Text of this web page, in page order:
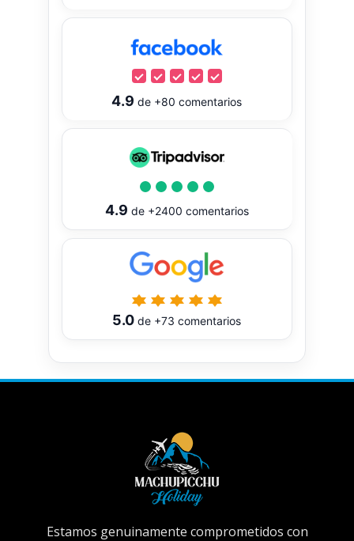
4.9 de +80 comentarios
4.9 de +2400 comentarios
5.0 de +73 comentarios
Estamos genuinamente comprometidos con